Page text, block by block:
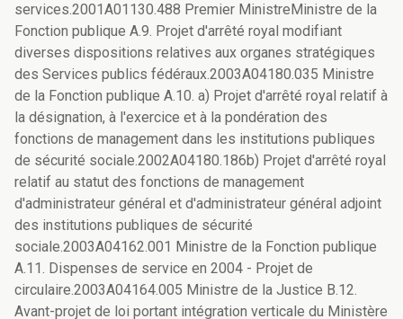
services.2001A01130.488 Premier MinistreMinistre de la
Fonction publique A.9. Projet d'arrêté royal modifiant
diverses dispositions relatives aux organes stratégiques
des Services publics fédéraux.2003A04180.035 Ministre
de la Fonction publique A.10. a) Projet d'arrêté royal relatif à
la désignation, à l'exercice et à la pondération des
fonctions de management dans les institutions publiques
de sécurité sociale.2002A04180.186b) Projet d'arrêté royal
relatif au statut des fonctions de management
d'administrateur général et d'administrateur général adjoint
des institutions publiques de sécurité
sociale.2003A04162.001 Ministre de la Fonction publique
A.11. Dispenses de service en 2004 - Projet de
circulaire.2003A04164.005 Ministre de la Justice B.12.
Avant-projet de loi portant intégration verticale du Ministère